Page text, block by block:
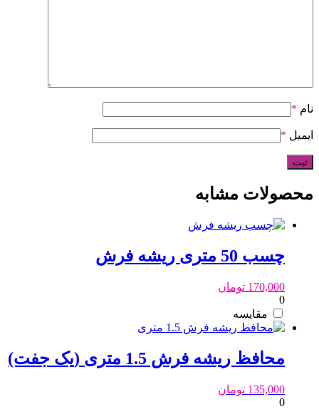
نام *
ایمیل *
محصولات مشابه
چسب 50 متری ریشه فرش
170,000 تومان
0
مقایسه
محافظ ریشه فرش 1.5 متری (یک جفت)
135,000 تومان
0